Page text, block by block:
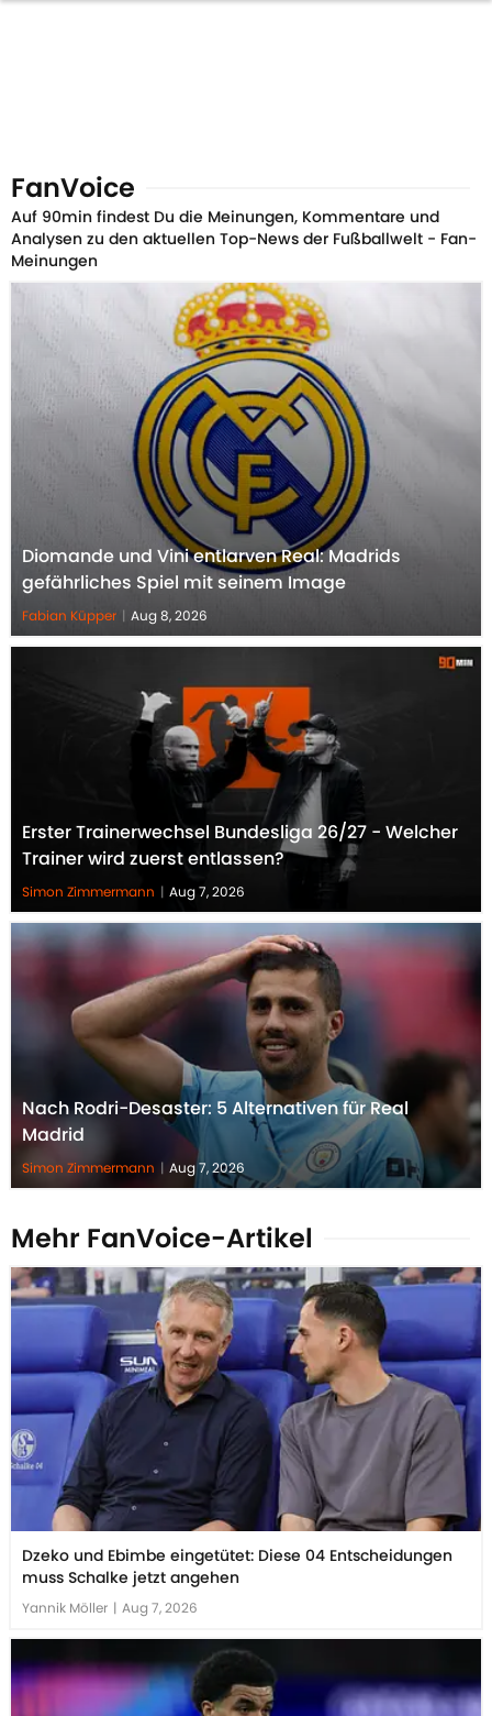
FanVoice
Auf 90min findest Du die Meinungen, Kommentare und
Analysen zu den aktuellen Top-News der Fußballwelt - Fan-
Meinungen
Diomande und Vini entlarven Real: Madrids
gefährliches Spiel mit seinem Image
Fabian Küpper | Aug 8, 2026
Erster Trainerwechsel Bundesliga 26/27 - Welcher
Trainer wird zuerst entlassen?
Simon Zimmermann | Aug 7, 2026
Nach Rodri-Desaster: 5 Alternativen für Real
Madrid
Simon Zimmermann | Aug 7, 2026
Mehr FanVoice-Artikel
Dzeko und Ebimbe eingetütet: Diese 04 Entscheidungen
muss Schalke jetzt angehen
Yannik Möller | Aug 7, 2026